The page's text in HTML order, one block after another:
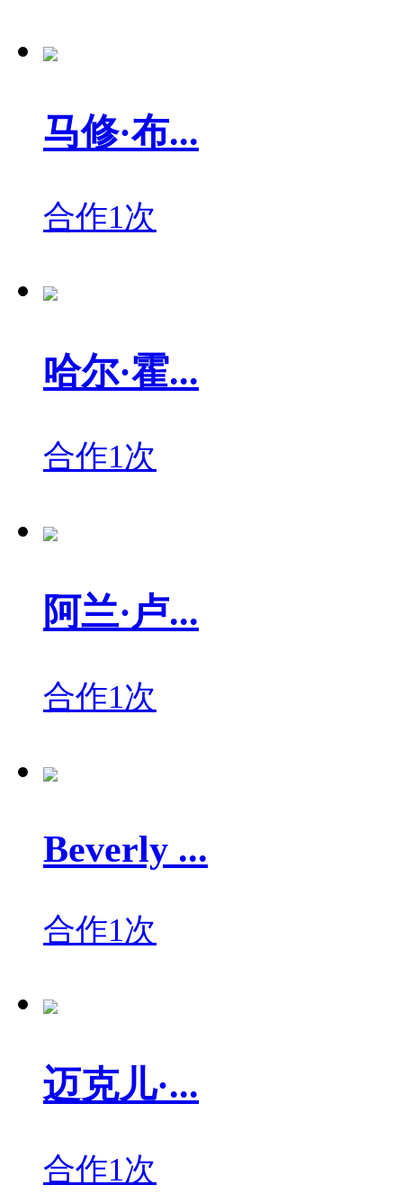
马修·布...
合作1次
哈尔·霍...
合作1次
阿兰·卢...
合作1次
Beverly ...
合作1次
迈克儿·...
合作1次